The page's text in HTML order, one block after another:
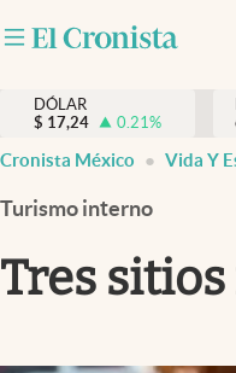
Internacionales
Opinión
Brand Strategy
Vida y estilo
DÓLAR
$ 17,24 0.21%
Cronista México Vida Y
Turismo interno
Tres